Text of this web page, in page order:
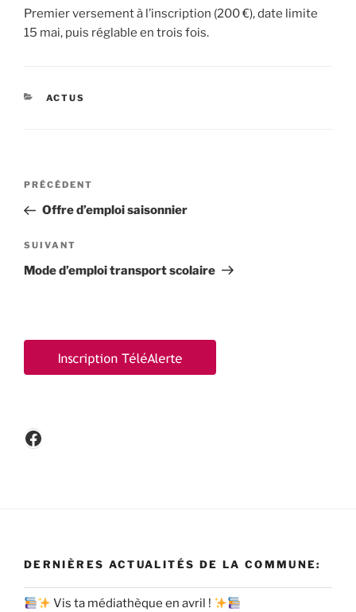
Premier versement à l’inscription (200 €), date limite
15 mai, puis réglable en trois fois.
CATÉGORIES
ACTUS
Navigation
l’article
Article
précédent
PRÉCÉDENT
Offre d’emploi saisonnier
Article
suivant
SUIVANT
Mode d’emploi transport scolaire
Facebook
DERNIÈRES ACTUALITÉS DE LA COMMUNE:
Vis ta médiathèque en avril !